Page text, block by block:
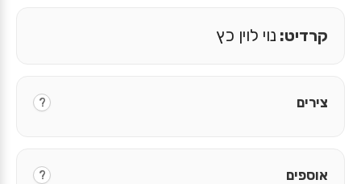
קרדיט: נוי לוין כץ
צירים ?
אוספים ?